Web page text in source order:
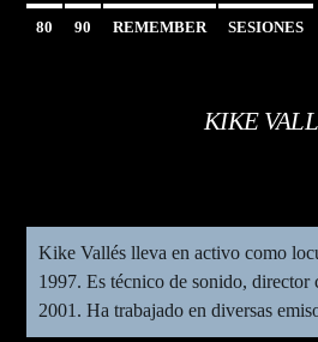
provocó que Toni empezase un
80 90 REMEMBER SESIONES
KIKE
Kike Vallés lleva en activo como
1997. Es técnico de sonido, director
2001. Ha trabajado en diversas